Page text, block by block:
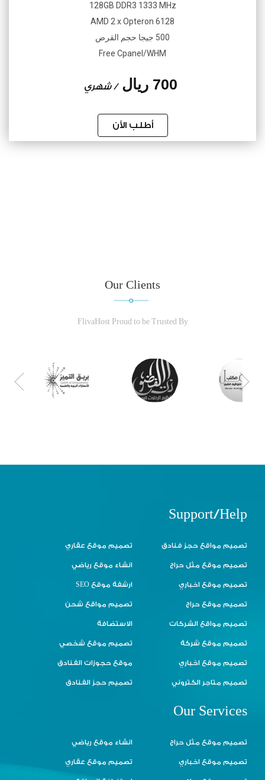
128GB DDR3 1333 MHz
AMD 2 x Opteron 6128
500 جيجا حجم القرص
Free Cpanel/WHM
700 ريال / شهري
أطلب الأن
Our Clients
FlivaHost Proud to be Trusted By
Support/Help
تصميم مواقع حجز فنادق تصميم موقع عقاري
تصميم موقع مثل حراج انشاء موقع رياضي
تصميم موقع اخباري ارشفة موقع SEO
تصميم موقع حراج تصميم مواقع شحن
تصميم مواقع الشركات الاستضافة
تصميم موقع شركة تصميم موقع شخصي
تصميم موقع اخباري موقع حجوزات الفنادق
تصميم متاجر الكتروني تصميم حجز الفنادق
Our Services
تصميم موقع مثل حراج انشاء موقع رياضي
تصميم موقع اخباري تصميم موقع عقاري